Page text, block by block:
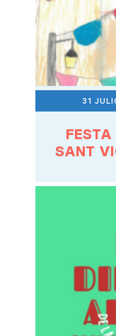
31
FESTA
SANT